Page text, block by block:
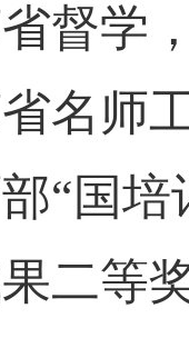
督学
名师
“ 国培
二等